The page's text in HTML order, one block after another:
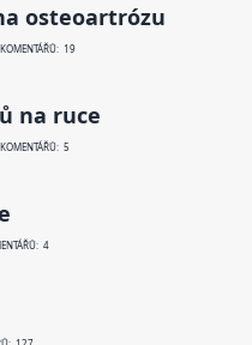
osteoartrózu
19
na ruce
5
4